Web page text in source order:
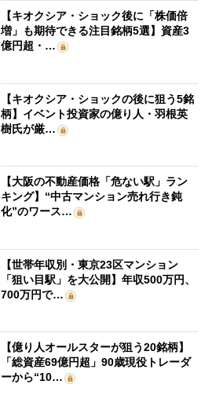
【キオクシア・ショック後に「株価倍
増」も期待できる注目銘柄5選】資産3
億円超・…
【キオクシア・ショックの後に狙う5銘
柄】イベント投資家の億り人・羽根英
樹氏が厳…
【大阪の不動産価格「危ない駅」ラン
キング】“中古マンション売れ行き鈍
化”のワース…
【世帯年収別・東京23区マンション
「狙い目駅」を大公開】年収500万円、
700万円で…
【億り人オールスターが狙う20銘柄】
「総資産69億円超」90歳現役トレーダ
ーから“10…